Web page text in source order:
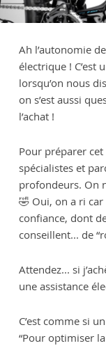
Ah l’autonomie
électrique ! C’est
lorsqu’on nous
on s’est aussi
l’achat !
Pour préparer cet
spécialistes et
profondeurs. On
🤣 Oui, on a ri
confiance, dont
conseillent... de
Attendez... si
une assistance
C’est comme si
“Pour optimiser